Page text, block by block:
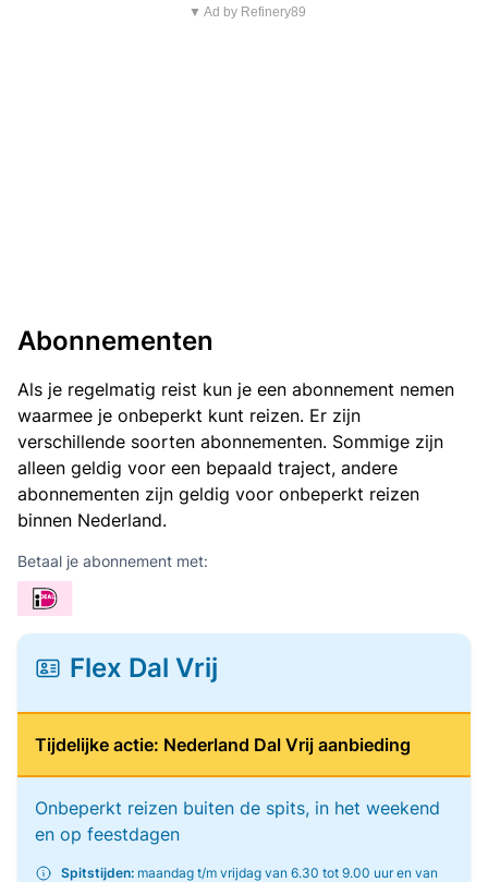
▼ Ad by Refinery89
Abonnementen
Als je regelmatig reist kun je een abonnement nemen
waarmee je onbeperkt kunt reizen. Er zijn
verschillende soorten abonnementen. Sommige zijn
alleen geldig voor een bepaald traject, andere
abonnementen zijn geldig voor onbeperkt reizen
binnen Nederland.
Betaal je abonnement met:
Flex Dal Vrij
Tijdelijke actie: Nederland Dal Vrij aanbieding
Onbeperkt reizen buiten de spits, in het weekend
en op feestdagen
Spitstijden: maandag t/m vrijdag van 6.30 tot 9.00 uur en van